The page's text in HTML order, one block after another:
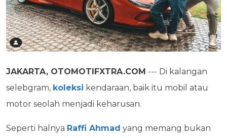
JAKARTA, OTOMOTIFXTRA.COM --- Di kalangan
selebgram, koleksi kendaraan, baik itu mobil atau
motor seolah menjadi keharusan.
Seperti halnya Raffi Ahmad yang memang bukan